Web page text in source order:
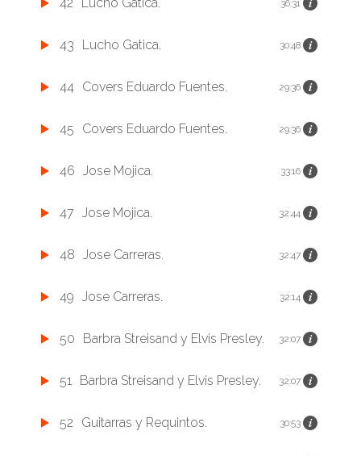
36:31
43 Lucho Gatica. 30:48
44 Covers Eduardo Fuentes. 29:36
45 Covers Eduardo Fuentes. 29:36
46 Jose Mojica. 33:16
47 Jose Mojica. 32:44
48 Jose Carreras. 32:47
49 Jose Carreras. 32:14
50 Barbra Streisand y Elvis Presley. 32:07
51 Barbra Streisand y Elvis Presley. 32:07
52 Guitarras y Requintos. 30:53